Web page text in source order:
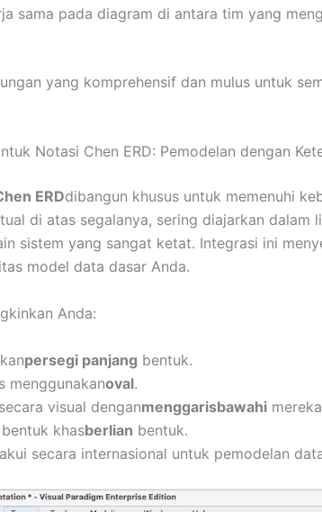
sama pada diagram di antara tim yang
yang komprehensif dan mulus untuk
Notasi Chen ERD: Pemodelan dengan
ERDdibangun khusus untuk memenuhi
di atas segalanya, sering diajarkan dalam
sistem yang sangat ketat. Integrasi ini
model data dasar Anda.
Anda:
persegi panjang bentuk.
menggunakanoval.
visual denganmenggarisbawahi
khasberlian bentuk.
secara internasional untuk pemodelan